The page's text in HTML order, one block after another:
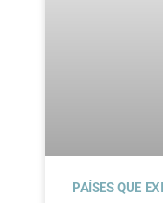
PAÍSES QUE